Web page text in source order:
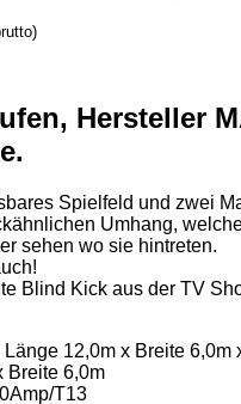
Hersteller
Spielfeld und zwei
Umhang,
sehen wo sie hintreten.
Blind Kick aus der TV
Länge 12,0m x Breite 6,0m
Breite 6,0m
T13